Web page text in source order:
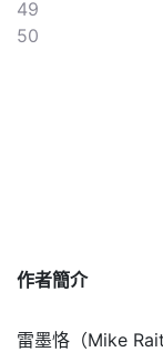
49
50
作者簡介
雷墨恪（Mike